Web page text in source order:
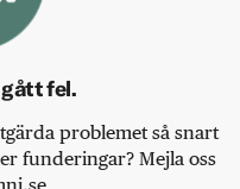
fel.
problemet så snart
funderingar? Mejla oss